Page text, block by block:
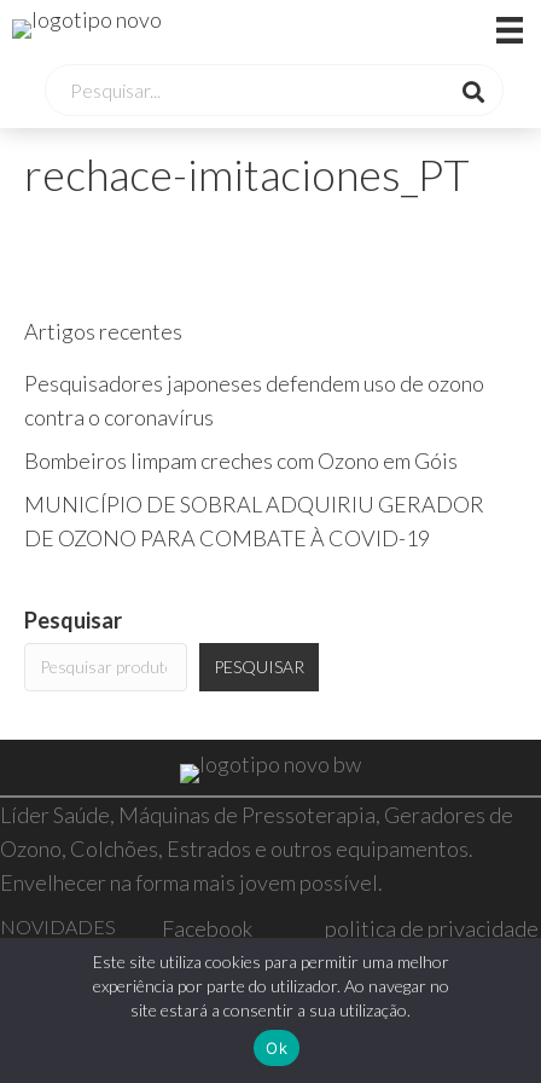
rechace-imitaciones_PT
Artigos recentes
Pesquisadores japoneses defendem uso de ozono
contra o coronavírus
Bombeiros limpam creches com Ozono em Góis
MUNICÍPIO DE SOBRAL ADQUIRIU GERADOR
DE OZONO PARA COMBATE À COVID-19
Pesquisar
PESQUISAR
Líder Saúde, Máquinas de Pressoterapia, Geradores de
Ozono, Colchões, Estrados e outros equipamentos.
Envelhecer na forma mais jovem possível.
NOVIDADES
SAÚDE E BEM-
Facebook
Instagram
politica de privacidade
resolução de conflitos
livro de reclamações
Este site utiliza cookies para permitir uma melhor
experiência por parte do utilizador. Ao navegar no
site estará a consentir a sua utilização.
Ok